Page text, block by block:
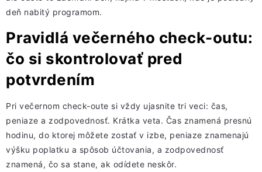
deň nabitý programom.
Pravidlá večerného check-outu:
čo si skontrolovať pred
potvrdením
Pri večernom check-oute si vždy ujasnite tri veci: čas,
peniaze a zodpovednosť. Krátka veta. Čas znamená presnú
hodinu, do ktorej môžete zostať v izbe, peniaze znamenajú
výšku poplatku a spôsob účtovania, a zodpovednosť
znamená, čo sa stane, ak odídete neskôr.